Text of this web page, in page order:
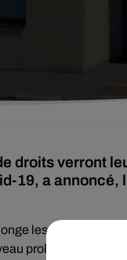
droits verront
19, a
les droits des
prolonger les